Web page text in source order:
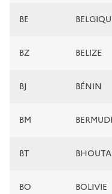
BE
BZ BELIZE
BJ BÉNIN
BM
BT
BO BOLIVIE